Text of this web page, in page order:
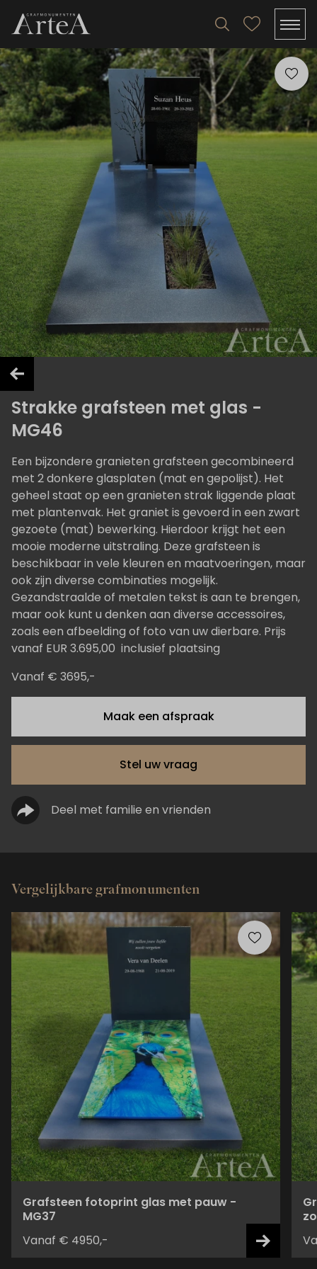
Strakke grafsteen met glas -
MG46
Een bijzondere granieten grafsteen gecombineerd
met 2 donkere glasplaten (mat en gepolijst). Het
geheel staat op een granieten strak liggende plaat
met plantenvak. Het graniet is gevoerd in een zwart
gezoete (mat) bewerking. Hierdoor krijgt het een
mooie moderne uitstraling. Deze grafsteen is
beschikbaar in vele kleuren en maatvoeringen, maar
ook zijn diverse combinaties mogelijk.
Gezandstraalde of metalen tekst is aan te brengen,
maar ook kunt u denken aan diverse accessoires,
zoals een afbeelding of foto van uw dierbare. Prijs
vanaf EUR 3.695,00 inclusief plaatsing
Vanaf € 3695,-
Maak een afspraak
Stel uw vraag
Deel met familie en vrienden
Vergelijkbare grafmonumenten
Grafsteen fotoprint glas met pauw -
MG37
Vanaf € 4950,-